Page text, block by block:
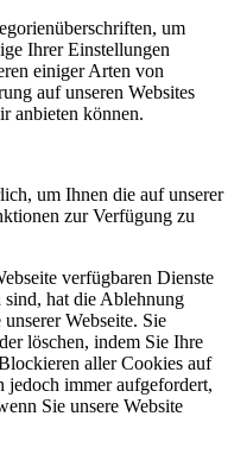
um
Ihrer Einstellungen
einiger Arten von
auf unseren Websites
anbieten können.
um Ihnen die auf unserer
zur Verfügung zu
verfügbaren Dienste
hat die Ablehnung
Webseite. Sie
löschen, indem Sie Ihre
aller Cookies auf
jedoch immer aufgefordert,
Sie unsere Website